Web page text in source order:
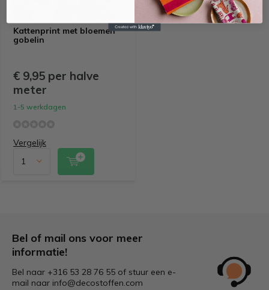
Kattenprint met bloemen
gobelin
€ 9,95 per halve
meter
1-5 werkdagen
Vergelijk
Bel of mail ons voor meer
informatie!
Bel naar +316 53 28 76 55 of stuur een e-
mail naar info@decostoffen.com